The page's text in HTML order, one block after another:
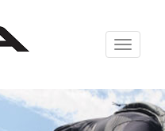
Zabrazit
navigaci